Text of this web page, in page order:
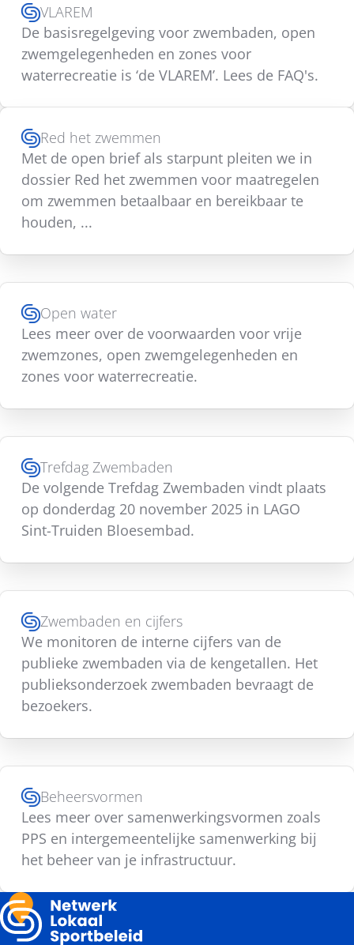
VLAREM
De basisregelgeving voor zwembaden, open
zwemgelegenheden en zones voor
waterrecreatie is ‘de VLAREM’. Lees de FAQ's.
Red het zwemmen
Met de open brief als starpunt pleiten we in
dossier Red het zwemmen voor maatregelen
om zwemmen betaalbaar en bereikbaar te
houden, ...
Open water
Lees meer over de voorwaarden voor vrije
zwemzones, open zwemgelegenheden en
zones voor waterrecreatie.
Trefdag Zwembaden
De volgende Trefdag Zwembaden vindt plaats
op donderdag 20 november 2025 in LAGO
Sint-Truiden Bloesembad.
Zwembaden en cijfers
We monitoren de interne cijfers van de
publieke zwembaden via de kengetallen. Het
publieksonderzoek zwembaden bevraagt de
bezoekers.
Beheersvormen
Lees meer over samenwerkingsvormen zoals
PPS en intergemeentelijke samenwerking bij
het beheer van je infrastructuur.